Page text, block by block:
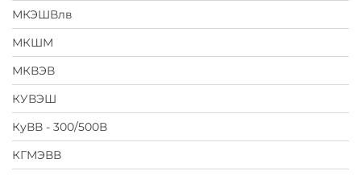
МКЭШВлв
МКШМ
МКВЭВ
КУВЭШ
КуВВ - 300/500В
КГМЭВВ